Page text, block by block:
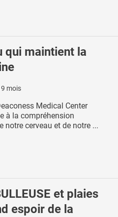
qui maintient la
mois
Medical Center
à la compréhension
notre cerveau et de notre ...
et plaies
espoir de la